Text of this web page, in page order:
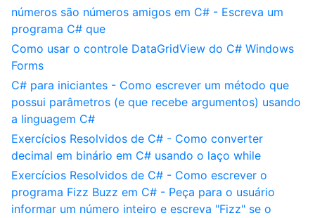
números são números amigos em C# - Escreva um
programa C# que
Como usar o controle DataGridView do C# Windows
Forms
C# para iniciantes - Como escrever um método que
possui parâmetros (e que recebe argumentos) usando
a linguagem C#
Exercícios Resolvidos de C# - Como converter
decimal em binário em C# usando o laço while
Exercícios Resolvidos de C# - Como escrever o
programa Fizz Buzz em C# - Peça para o usuário
informar um número inteiro e escreva "Fizz" se o